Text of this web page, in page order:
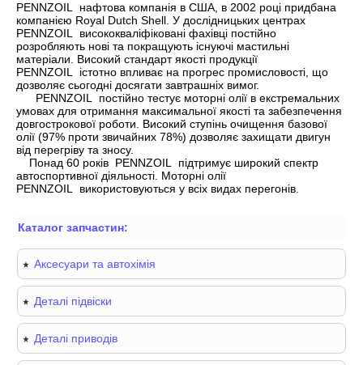
PENNZOIL
нафтова компанія в США, в 2002 році придбана
компанією Royal Dutch Shell. У дослідницьких центрах
PENNZOIL
висококваліфіковані фахівці постійно
розробляють нові та покращують існуючі мастильні
матеріали. Високий стандарт якості продукції
PENNZOIL
істотно впливає на прогрес промисловості, що
дозволяє сьогодні досягати завтрашніх вимог.
PENNZOIL
постійно тестує моторні олії в екстремальних
умовах для отримання максимальної якості та забезпечення
довгострокової роботи. Високий ступінь очищення базової
олії (97% проти звичайних 78%) дозволяє захищати двигун
від перегріву та зносу.
Понад 60 років PENNZOIL
підтримує широкий спектр
автоспортивної діяльності. Моторні олії
PENNZOIL
використовуються у всіх видах перегонів.
Каталог запчастин:
Аксесуари та автохімія
Деталі підвіски
Деталі приводів